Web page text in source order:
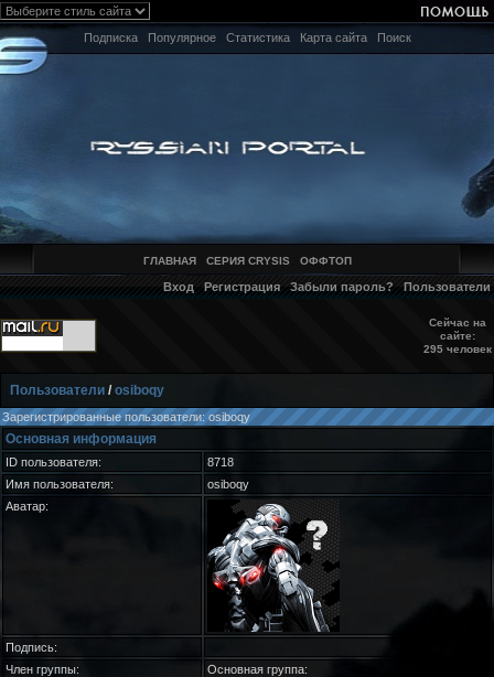
Подписка Популярное Статистика Карта сайта Поиск
ГЛАВНАЯ СЕРИЯ CRYSIS ОФФТОП
Вход Регистрация Забыли пароль? Пользователи
Сейчас на
сайте:
295 человек
Пользователи /osiboqy
Зарегистрированные пользователи: osiboqy
Основная информация
ID пользователя:
8718
Имя пользователя:
osiboqy
Аватар:
Подпись:
Член группы:
Основная группа: